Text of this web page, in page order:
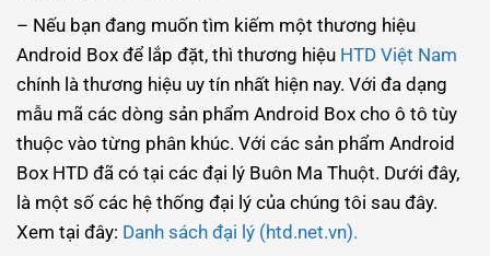
– Nếu bạn đang muốn tìm kiếm một thương hiệu
Android Box để lắp đặt, thì thương hiệu HTD Việt Nam
chính là thương hiệu uy tín nhất hiện nay. Với đa dạng
mẫu mã các dòng sản phẩm Android Box cho ô tô tùy
thuộc vào từng phân khúc. Với các sản phẩm Android
Box HTD đã có tại các đại lý Buôn Ma Thuột. Dưới đây,
là một số các hệ thống đại lý của chúng tôi sau đây.
Xem tại đây: Danh sách đại lý (htd.net.vn).